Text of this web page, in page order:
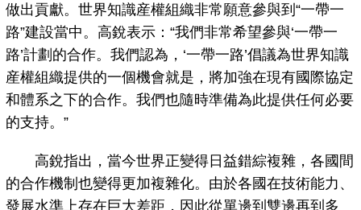
做出貢獻。世界知識産權組織非常願意參與到“一帶一
路”建設當中。高銳表示：“我們非常希望參與‘一帶一
路’計劃的合作。我們認為，‘一帶一路’倡議為世界知識
産權組織提供的一個機會就是，將加強在現有國際協定
和體系之下的合作。我們也隨時準備為此提供任何必要
的支持。”
高銳指出，當今世界正變得日益錯綜複雜，各國間
的合作機制也變得更加複雜化。由於各國在技術能力、
發展水準上存在巨大差距，因此從單邊到雙邊再到多